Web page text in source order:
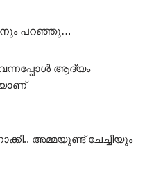
പറഞ്ഞു…
വന്നപ്പോൾ ആദ്യം
അമ്മയുണ്ട് ചേച്ചിയും